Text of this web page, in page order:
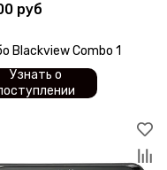
руб
Blackview Combo 1
Узнать о